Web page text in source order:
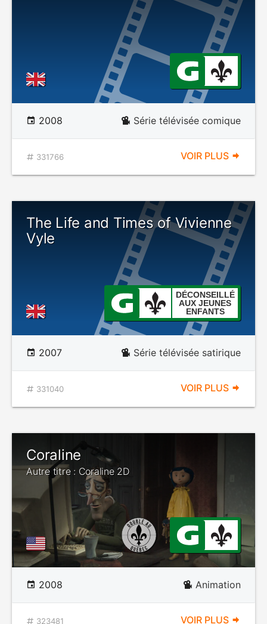
2008 Série télévisée comique
331766 VOIR PLUS
The Life and Times of Vivienne
Vyle
DÉCONSEILLÉ
AUX JEUNES
ENFANTS
2007 Série télévisée satirique
331040 VOIR PLUS
Coraline
Autre titre : Coraline 2D
2008 Animation
323481 VOIR PLUS